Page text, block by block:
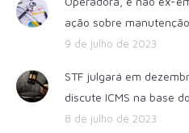
ação sobre
9 de julho de 2023
STF julgará em
discute ICMS na base
8 de julho de 2023